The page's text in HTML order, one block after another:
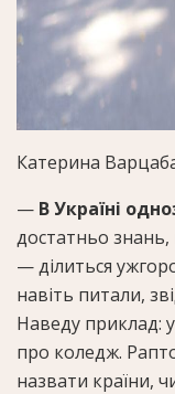
Катерина
— В Україні
достатньо знань,
— ділиться
навіть питали,
Наведу приклад:
про коледж.
назвати країни,